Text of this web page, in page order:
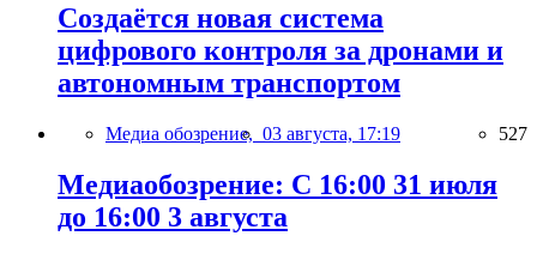
Создаётся новая система
цифрового контроля за дронами и
автономным транспортом
Медиа обозрение, 03 августа, 17:19 527
Медиаобозрение: С 16:00 31 июля
до 16:00 3 августа